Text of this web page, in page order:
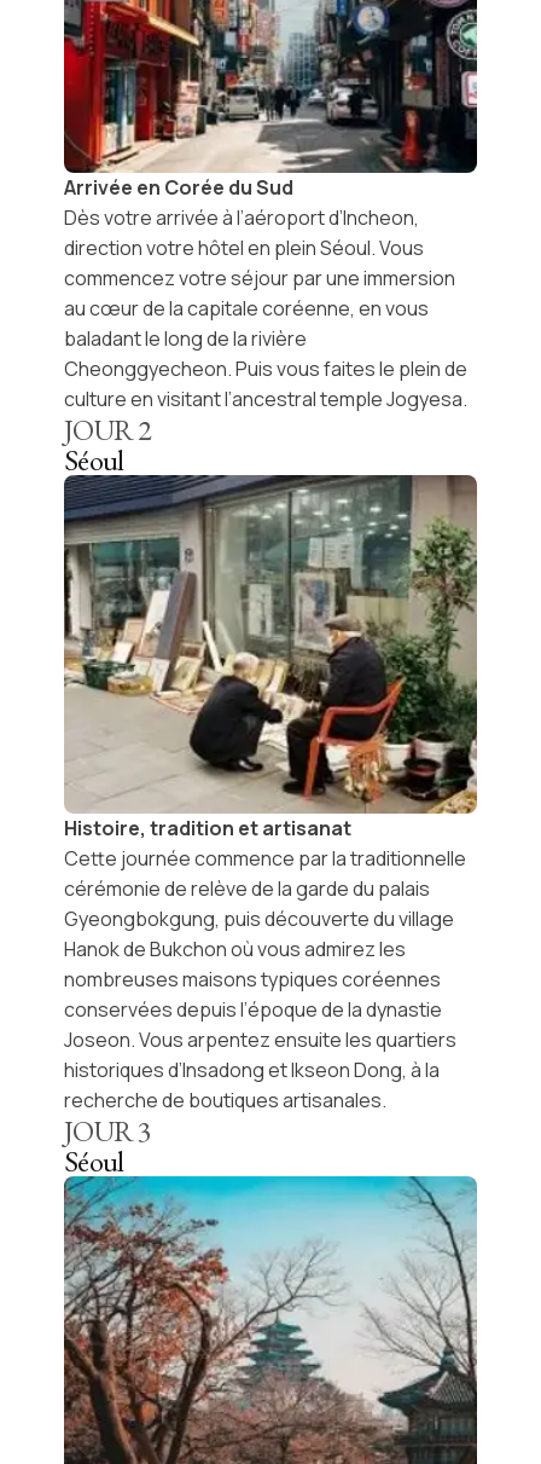
Arrivée en Corée du Sud
Dès votre arrivée àl’aéroport d’Incheon,
direction votre hôtel en pleinSéoul. Vous
commencez votre séjour par une immersion
au cœur de la capitale coréenne, en vous
baladant le long de larivière
Cheonggyecheon. Puis vous faites le plein de
culture en visitant l’ancestraltemple Jogyesa.
JOUR2
Séoul
Histoire, tradition et artisanat
Cette journée commence par la traditionnelle
cérémonie de relève de la garde du palais
Gyeongbokgung, puis découverte duvillage
Hanok de Bukchonoù vous admirez les
nombreuses maisons typiques coréennes
conservées depuis l’époque de ladynastie
Joseon. Vous arpentez ensuite les quartiers
historiques d’InsadongetIkseon Dong, à la
recherche de boutiques artisanales.
JOUR3
Séoul